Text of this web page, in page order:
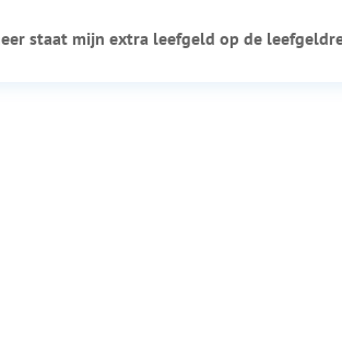
staat mijn extra leefgeld op de